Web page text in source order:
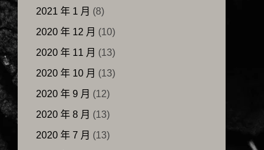
2021 年 1 月 (8)
2020 年 12 月 (10)
2020 年 11 月 (13)
2020 年 10 月 (13)
2020 年 9 月 (12)
2020 年 8 月 (13)
2020 年 7 月 (13)